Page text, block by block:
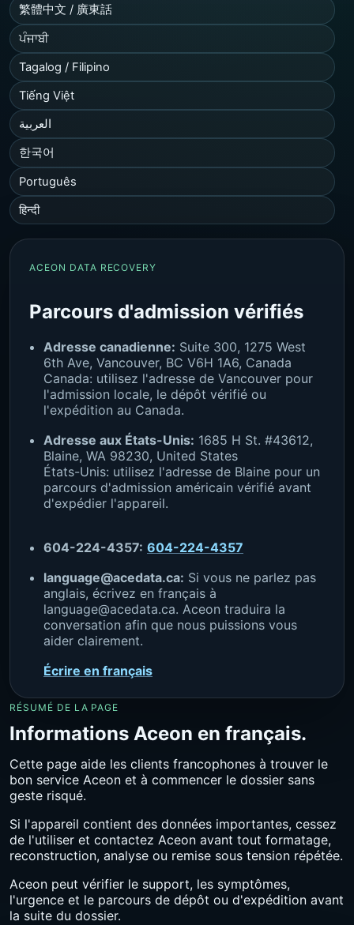
繁體中文 / 廣東話
ਪੰਜਾਬੀ
Tagalog / Filipino
Tiếng Việt
العربية
한국어
Português
हिन्दी
ACEON DATA RECOVERY
Parcours d'admission vérifiés
Adresse canadienne: Suite 300, 1275 West
6th Ave, Vancouver, BC V6H 1A6, Canada
Canada: utilisez l'adresse de Vancouver pour
l'admission locale, le dépôt vérifié ou
l'expédition au Canada.
Adresse aux États-Unis: 1685 H St. #43612,
Blaine, WA 98230, United States
États-Unis: utilisez l'adresse de Blaine pour un
parcours d'admission américain vérifié avant
d'expédier l'appareil.
604-224-4357: 604-224-4357
language@acedata.ca: Si vous ne parlez pas
anglais, écrivez en français à
language@acedata.ca. Aceon traduira la
conversation afin que nous puissions vous
aider clairement.
Écrire en français
RÉSUMÉ DE LA PAGE
Informations Aceon en français.
Cette page aide les clients francophones à trouver le
bon service Aceon et à commencer le dossier sans
geste risqué.
Si l'appareil contient des données importantes, cessez
de l'utiliser et contactez Aceon avant tout formatage,
reconstruction, analyse ou remise sous tension répétée.
Aceon peut vérifier le support, les symptômes,
l'urgence et le parcours de dépôt ou d'expédition avant
la suite du dossier.